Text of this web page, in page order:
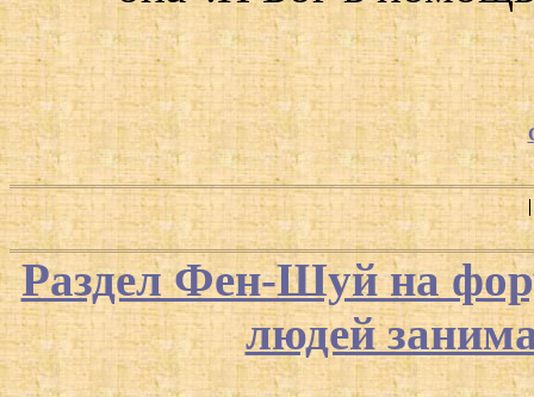
Раздел Фен-Шуй на
людей